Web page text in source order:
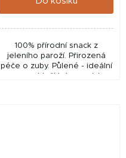
100% přírodní snack z
jeleního paroží. Přirozená
péče o zuby. Půlené - ideální
pro psy, kteří tyto pamlsky